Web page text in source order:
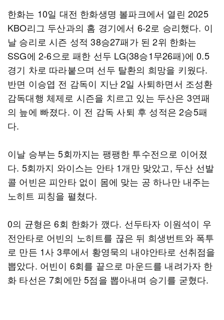
한화는 10일 대전 한화생명 볼파크에서 열린 2025
KBO리그 두산과의 홈 경기에서 6-2로 승리했다. 이
날 승리로 시즌 성적 38승27패가 된 2위 한화는
SSG에 2-6으로 패한 선두 LG(38승1무26패)에 0.5
경기 차로 따라붙으며 선두 탈환의 희망을 키웠다.
반면 이승엽 전 감독이 지난 2일 사퇴하면서 조성환
감독대행 체제로 시즌을 치르고 있는 두산은 3연패
의 늪에 빠졌다. 이 전 감독 사퇴 후 성적은 2승5패
다.
이날 승부는 5회까지는 팽팽한 투수전으로 이어졌
다. 5회까지 와이스는 안타 1개만 맞았고, 두산 선발
콜 어빈은 피안타 없이 몸에 맞는 공 하나만 내주는
노히트 피칭을 펼쳤다.
0의 균형은 6회 한화가 깼다. 선두타자 이원석이 우
전안타로 어빈의 노히트를 끊은 뒤 희생번트와 폭투
로 만든 1사 3루에서 황영묵의 내야안타로 선취점을
뽑았다. 어빈이 6회를 끝으로 마운드를 내려가자 한
화 타선은 7회에만 5점을 뽑아내며 승기를 굳혔다.